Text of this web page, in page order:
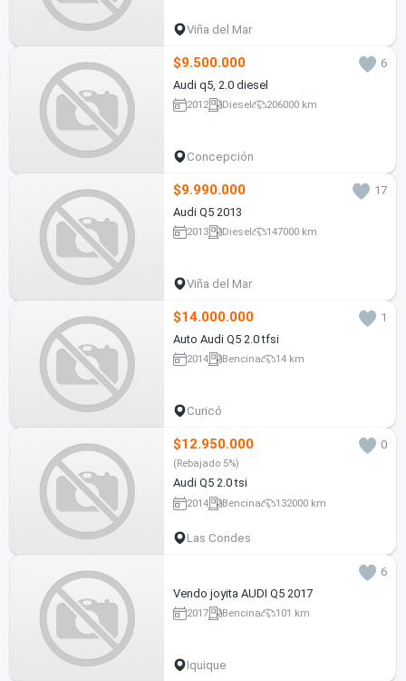
Viña del Mar
$9.500.000
6
Audi q5, 2.0 diesel
2012 Diesel 206000 km
Concepción
$9.990.000
17
Audi Q5 2013
2013 Diesel 147000 km
Viña del Mar
$14.000.000
1
Auto Audi Q5 2.0 tfsi
2014 Bencina 14 km
Curicó
$12.950.000 0
(Rebajado 5%)
Audi Q5 2.0 tsi
2014 Bencina 132000 km
Las Condes
6
Vendo joyita AUDI Q5 2017
2017 Bencina 101 km
Iquique